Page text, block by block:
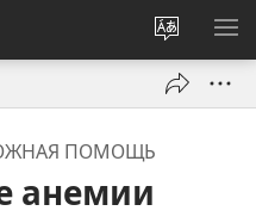
язык
сайта
ПОМОЩЬ
анемии